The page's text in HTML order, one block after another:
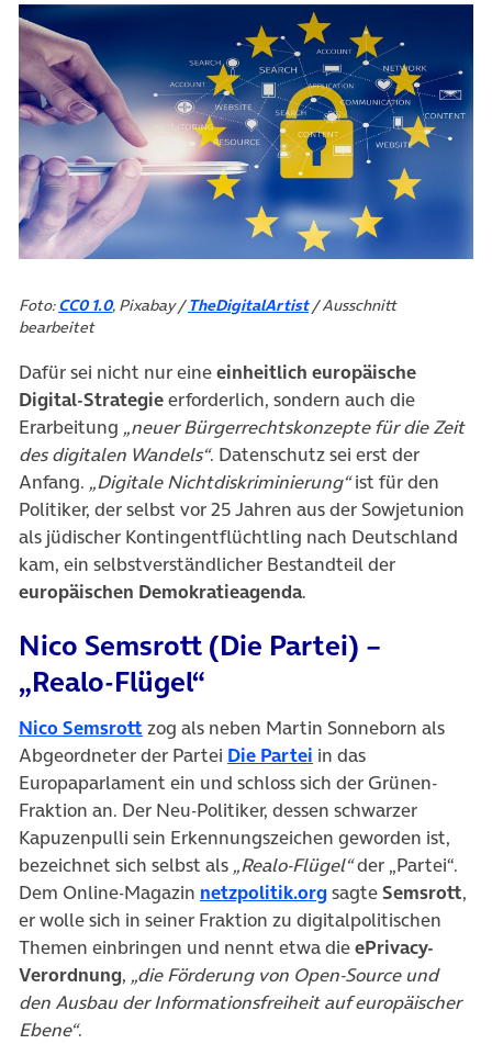
Foto:CC0 1.0, Pixabay /TheDigitalArtist/ Ausschnitt
bearbeitet
Dafür sei nicht nur eineeinheitlich europäische
Digital-Strategieerforderlich, sondern auch die
Erarbeitung „neuer Bürgerrechtskonzepte für die Zeit
des digitalen Wandels“. Datenschutz sei erst der
Anfang. „Digitale Nichtdiskriminierung“ist für den
Politiker, der selbst vor 25 Jahren aus der Sowjetunion
als jüdischer Kontingentflüchtling nach Deutschland
kam, ein selbstverständlicher Bestandteil der
europäischen Demokratieagenda.
Nico Semsrott (Die Partei) –
„Realo-Flügel“
Nico Semsrott (öffnet in neuem Tab)
zog als neben Martin Sonneborn als
Abgeordneter der Partei Die Partei (öffnet in neuem
in das
Europaparlament ein und schloss sich der Grünen-
Fraktion an. Der Neu-Politiker, dessen schwarzer
Kapuzenpulli sein Erkennungszeichen geworden ist,
bezeichnet sich selbst als „Realo-Flügel“der „Partei“.
Dem Online-Magazin netzpolitik.org(öffnet in neuem
sagteSemsrott,
er wolle sich in seiner Fraktion zu digitalpolitischen
Themen einbringen und nennt etwa dieePrivacy-
Verordnung, „die Förderung von Open-Source und
den Ausbau der Informationsfreiheit auf europäischer
Ebene“.